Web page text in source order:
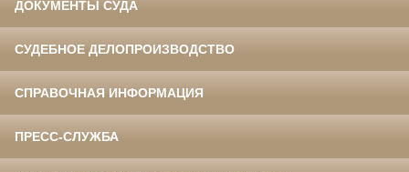
ДОКУМЕНТЫ СУДА
СУДЕБНОЕ ДЕЛОПРОИЗВОДСТВО
СПРАВОЧНАЯ ИНФОРМАЦИЯ
ПРЕСС-СЛУЖБА